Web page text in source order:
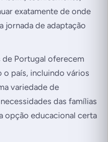
exatamente de onde
jornada de adaptação
de Portugal oferecem
país, incluindo vários
variedade de
das famílias
opção educacional certa